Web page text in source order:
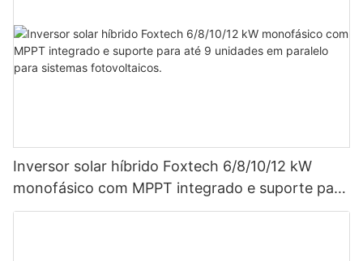
Inversor solar híbrido Foxtech 6/8/10/12 kW
monofásico com MPPT integrado e suporte para
até 9 unidades em paralelo para sistemas